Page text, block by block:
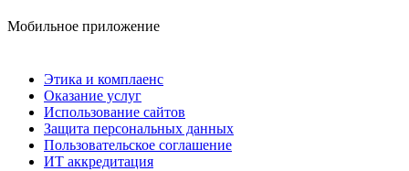
Мобильное приложение
Этика и комплаенс
Оказание услуг
Использование сайтов
Защита персональных данных
Пользовательское соглашение
ИТ аккредитация